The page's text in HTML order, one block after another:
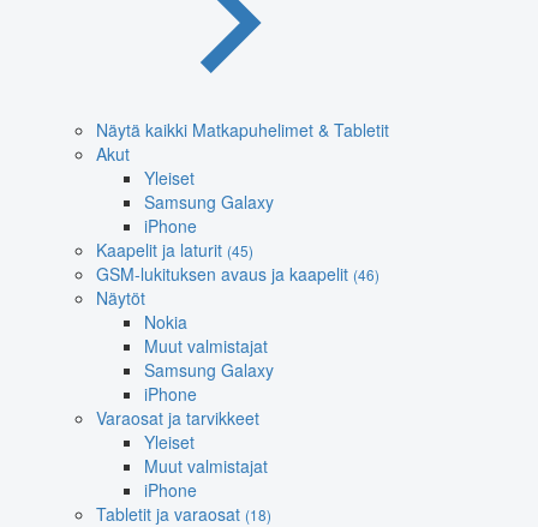
Näytä kaikki Matkapuhelimet & Tabletit
Akut
Yleiset
Samsung Galaxy
iPhone
Kaapelit ja laturit (45)
GSM-lukituksen avaus ja kaapelit (46)
Näytöt
Nokia
Muut valmistajat
Samsung Galaxy
iPhone
Varaosat ja tarvikkeet
Yleiset
Muut valmistajat
iPhone
Tabletit ja varaosat (18)